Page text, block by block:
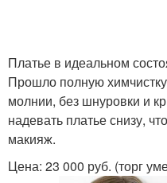
Платье в идеальном
Прошло полную
молнии, без шнуровки и
надевать платье снизу,
макияж.
Цена: 23 000 руб. (торг